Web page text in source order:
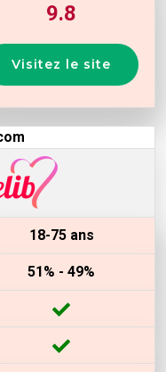
9.8
Visitez le site
18-75 ans
51% - 49%